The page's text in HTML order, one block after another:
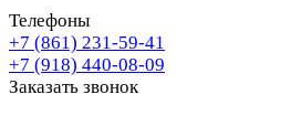
Телефоны
+7 (861) 231-59-41
+7 (918) 440-08-09
Заказать звонок